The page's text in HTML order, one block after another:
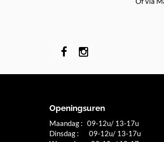
Openingsuren
Maandag : 09-12u/ 13-17u
Dinsdag : 09-12u/ 13-17u